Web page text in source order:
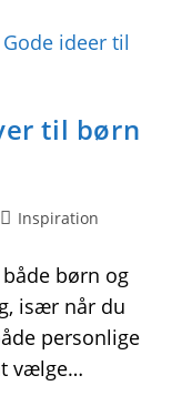
til børn
PostInspiration
børn og
især når du
personlige
vælge…